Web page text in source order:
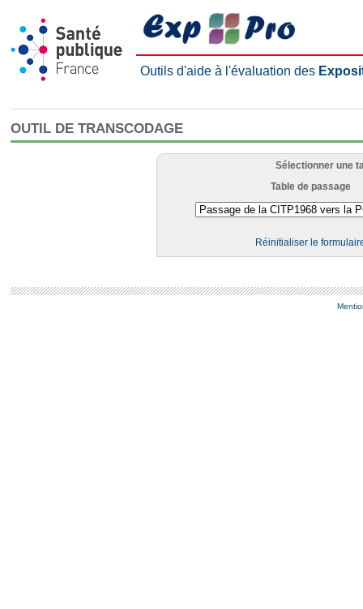
Outils d'aide à l'évaluation des
OUTIL DE TRANSCODAGE
Sélectionner une
Table de passage
Réinitialiser le